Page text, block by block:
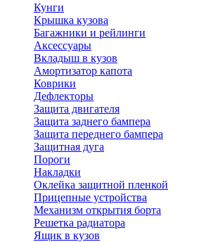
Кунги
Крышка кузова
Багажники и рейлинги
Аксессуары
Вкладыш в кузов
Амортизатор капота
Коврики
Дефлекторы
Защита двигателя
Защита заднего бампера
Защита переднего бампера
Защитная дуга
Пороги
Накладки
Оклейка защитной пленкой
Прицепные устройства
Механизм открытия борта
Решетка радиатора
Ящик в кузов